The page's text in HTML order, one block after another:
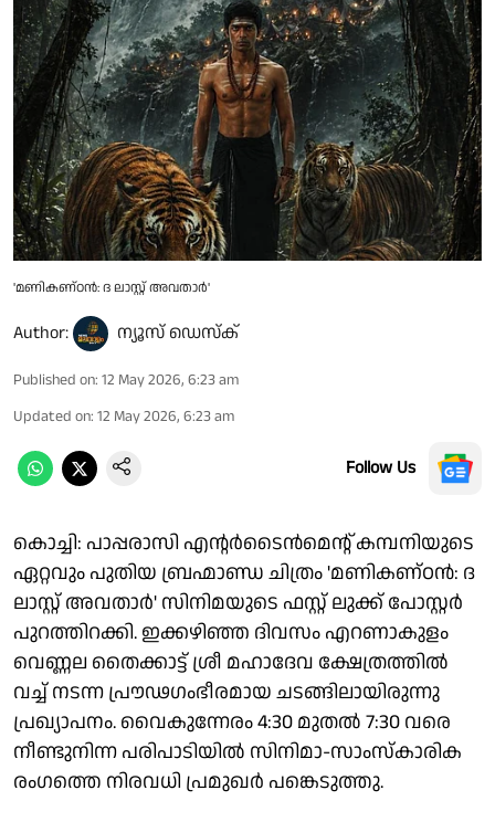
'മണികണ്ഠൻ: ദ ലാസ്റ്റ് അവതാർ'
Author: ന്യൂസ് ഡെസ്ക്
Published on: 12 May 2026, 6:23 am
Updated on: 12 May 2026, 6:23 am
Follow Us
കൊച്ചി: പാപ്പരാസി എന്റർടൈൻമെന്റ് കമ്പനിയുടെ
ഏറ്റവും പുതിയ ബ്രഹ്മാണ്ഡ ചിത്രം 'മണികണ്ഠൻ: ദ
ലാസ്റ്റ് അവതാർ' സിനിമയുടെ ഫസ്റ്റ് ലുക്ക് പോസ്റ്റർ
പുറത്തിറക്കി. ഇക്കഴിഞ്ഞ ദിവസം എറണാകുളം
വെണ്ണല തൈക്കാട്ട് ശ്രീ മഹാദേവ ക്ഷേത്രത്തിൽ
വച്ച് നടന്ന പ്രൗഢഗംഭീരമായ ചടങ്ങിലായിരുന്നു
പ്രഖ്യാപനം. വൈകുന്നേരം 4:30 മുതൽ 7:30 വരെ
നീണ്ടുനിന്ന പരിപാടിയിൽ സിനിമാ-സാംസ്കാരിക
രംഗത്തെ നിരവധി പ്രമുഖർ പങ്കെടുത്തു.